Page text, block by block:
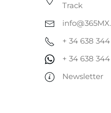
Track
+ 34 638
+ 34 638
Newsletter